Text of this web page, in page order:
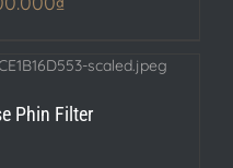
Phin Filter